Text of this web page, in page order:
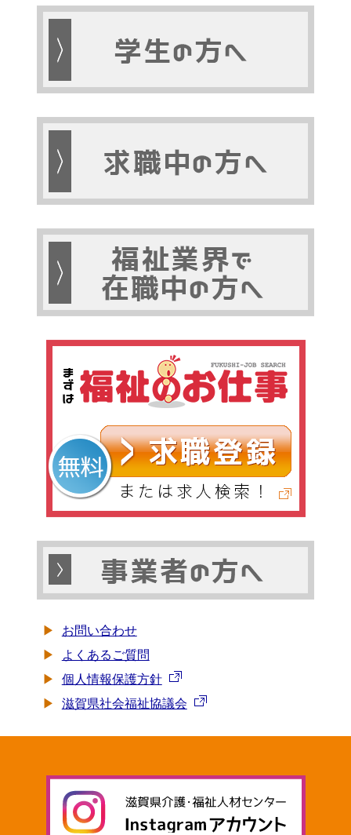
お問い合わせ
よくあるご質問
個人情報保護方針
滋賀県社会福祉協議会